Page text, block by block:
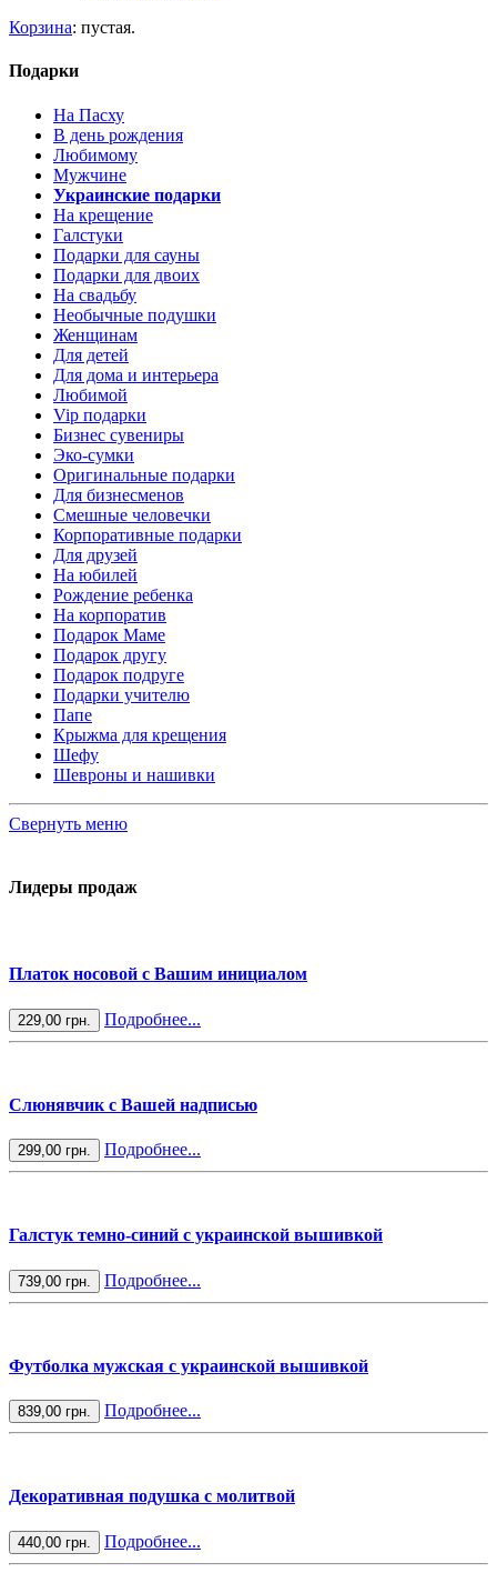
Корзина: пустая.
Подарки
На Пасху
В день рождения
Любимому
Мужчине
Украинские подарки
На крещение
Галстуки
Подарки для сауны
Подарки для двоих
На свадьбу
Необычные подушки
Женщинам
Для детей
Для дома и интерьера
Любимой
Vip подарки
Бизнес сувениры
Эко-сумки
Оригинальные подарки
Для бизнесменов
Смешные человечки
Корпоративные подарки
Для друзей
На юбилей
Рождение ребенка
На корпоратив
Подарок Маме
Подарок другу
Подарок подруге
Подарки учителю
Папе
Крыжма для крещения
Шефу
Шевроны и нашивки
Свернуть меню
Лидеры продаж
Платок носовой с Вашим инициалом
229,00 грн. Подробнее...
Слюнявчик с Вашей надписью
299,00 грн. Подробнее...
Галстук темно-синий с украинской вышивкой
739,00 грн. Подробнее...
Футболка мужская с украинской вышивкой
839,00 грн. Подробнее...
Декоративная подушка с молитвой
440,00 грн. Подробнее...